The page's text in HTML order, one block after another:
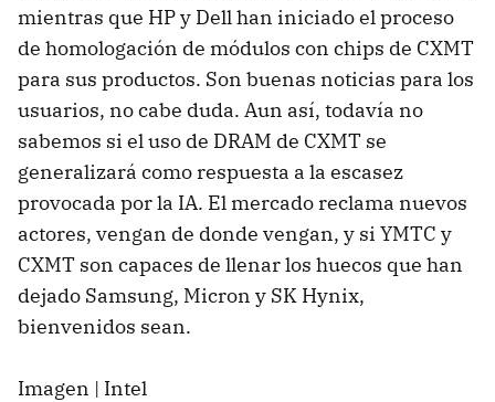
mientras que HP y Dell han iniciado el proceso
de homologación de módulos con chips de CXMT
para sus productos. Son buenas noticias para los
usuarios, no cabe duda. Aun así, todavía no
sabemos si el uso de DRAM de CXMT se
generalizará como respuesta a la escasez
provocada por la IA. El mercado reclama nuevos
actores, vengan de donde vengan, y si YMTC y
CXMT son capaces de llenar los huecos que han
dejado Samsung, Micron y SK Hynix,
bienvenidos sean.
Imagen | Intel